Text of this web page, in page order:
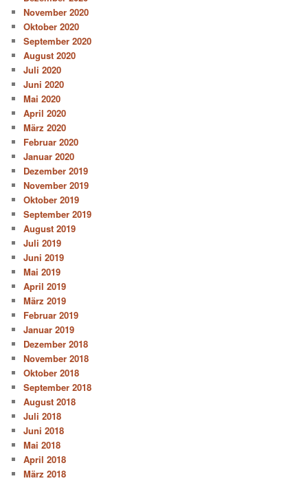
November 2020
Oktober 2020
September 2020
August 2020
Juli 2020
Juni 2020
Mai 2020
April 2020
März 2020
Februar 2020
Januar 2020
Dezember 2019
November 2019
Oktober 2019
September 2019
August 2019
Juli 2019
Juni 2019
Mai 2019
April 2019
März 2019
Februar 2019
Januar 2019
Dezember 2018
November 2018
Oktober 2018
September 2018
August 2018
Juli 2018
Juni 2018
Mai 2018
April 2018
März 2018